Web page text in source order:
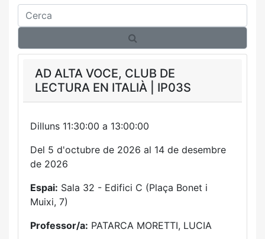
Cerca
AD ALTA VOCE, CLUB DE
LECTURA EN ITALIÀ | IP03S
Dilluns 11:30:00 a 13:00:00
Del 5 d'octubre de 2026 al 14 de desembre
de 2026
Espai: Sala 32 - Edifici C (Plaça Bonet i
Muixi, 7)
Professor/a: PATARCA MORETTI, LUCIA